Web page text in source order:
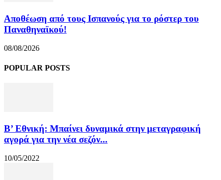
Αποθέωση από τους Ισπανούς για το ρόστερ του
Παναθηναϊκού!
08/08/2026
POPULAR POSTS
Β’ Εθνική: Μπαίνει δυναμικά στην μεταγραφική
αγορά για την νέα σεζόν...
10/05/2022